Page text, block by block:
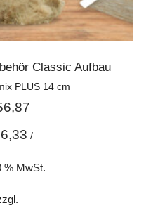
Classic Aufbau
PLUS 14 cm
/
% MwSt.